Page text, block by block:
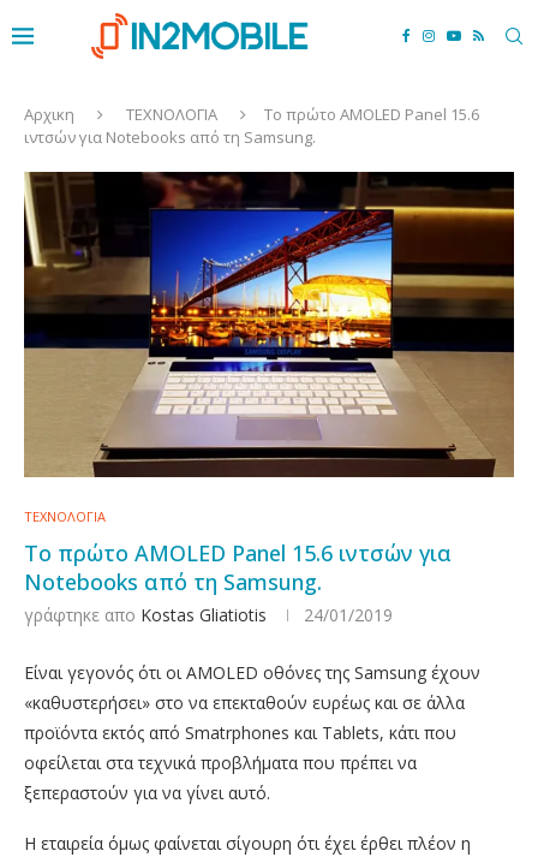
Αρχικη ΤΕΧΝΟΛΟΓΙΑ
Το πρώτο AMOLED Panel 15.6
ιντσών για Notebooks από τη Samsung.
ΤΕΧΝΟΛΟΓΙΑ
Το πρώτο AMOLED Panel 15.6 ιντσών για
Notebooks από τη Samsung.
γράφτηκε απο Kostas Gliatiotis 24/01/2019
Είναι γεγονός ότι οι AMOLED οθόνες της Samsung έχουν
«καθυστερήσει» στο να επεκταθούν ευρέως και σε άλλα
προϊόντα εκτός από Smatrphones και Tablets, κάτι που
οφείλεται στα τεχνικά προβλήματα που πρέπει να
ξεπεραστούν για να γίνει αυτό.
Η εταιρεία όμως φαίνεται σίγουρη ότι έχει έρθει πλέον η